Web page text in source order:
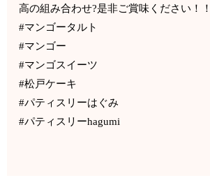
高の組み合わせ?是非ご賞味ください！！
#マンゴータルト
#マンゴー
#マンゴスイーツ
#松戸ケーキ
#パティスリーはぐみ
#パティスリーhagumi